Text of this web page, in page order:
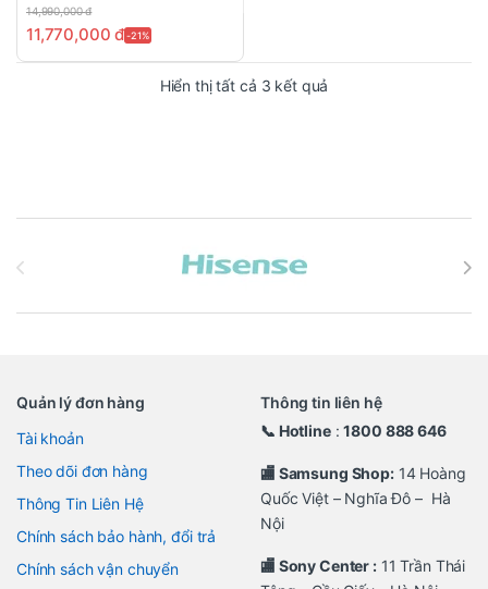
14,990,000đ
11,770,000đ-21%
Hiển thị tất cả 3 kết quả
Quản lý đơn hàng
Tài khoản
Theo dõi đơn hàng
Thông Tin Liên Hệ
Chính sách bảo hành, đổi trả
Chính sách vận chuyển
Thông tin liên hệ
📞 Hotline:1800 888 646
🏬 Samsung Shop:14 Hoàng
Quốc Việt – Nghĩa Đô – Hà
Nội
🏬 Sony Center :11 Trần Thái